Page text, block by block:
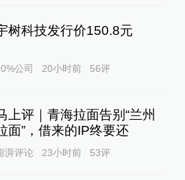
树科技发行价150.8元
公司 20小时前 56评
上评｜青海拉面告别“兰州
面”，借来的IP终要还
湃评论 23小时前 53评